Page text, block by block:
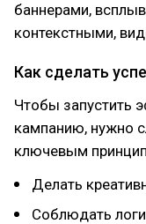
баннерами,
контекстными,
Как сделать
Чтобы запустить
кампанию, нужно
ключевым
Делать
Соблюдать